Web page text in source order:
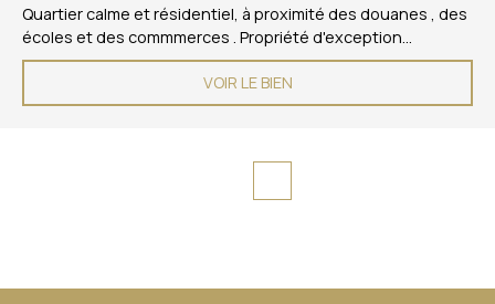
Quartier calme et résidentiel, à proximité des douanes , des
écoles et des commmerces . Propriété d'exception
entièrement rénovée , surface 164m2 sur 2 niveaux Sous
sol complet de 100m2 avec salon cinéma . Rez de chaussée,
cuisine équipée avec plan dînatoire , buanderie / cellier
, toilette séparé et salle de douches . Une chambre d'enfant
réversible . Prix justifié , coup de coeur garanti !
VOIR LE BIEN